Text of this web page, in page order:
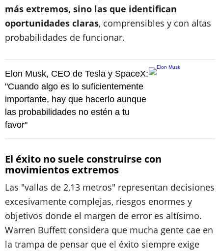
más extremos, sino las que identifican
oportunidades claras, comprensibles y con altas
probabilidades de funcionar.
Elon Musk, CEO de Tesla y SpaceX:
"Cuando algo es lo suficientemente
importante, hay que hacerlo aunque
las probabilidades no estén a tu
favor"
El éxito no suele construirse con
movimientos extremos
Las "vallas de 2,13 metros" representan decisiones
excesivamente complejas, riesgos enormes y
objetivos donde el margen de error es altísimo.
Warren Buffett considera que mucha gente cae en
la trampa de pensar que el éxito siempre exige